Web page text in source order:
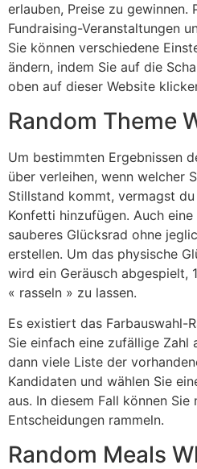
erlauben, Preise zu gewinnen.
Fundraising-Veranstaltungen
Sie können verschiedene
ändern, indem Sie auf die
oben auf dieser Website
Random Theme
Um bestimmten Ergebnissen
über verleihen, wenn welcher
Stillstand kommt, vermagst
Konfetti hinzufügen. Auch
sauberes Glücksrad ohne
erstellen. Um das physische
wird ein Geräusch abgespielt,
« rasseln » zu lassen.
Es existiert das Farbauswahl-
Sie einfach eine zufällige Zahl
dann viele Liste der
Kandidaten und wählen Sie
aus. In diesem Fall können Sie
Entscheidungen rammeln.
Random Meals